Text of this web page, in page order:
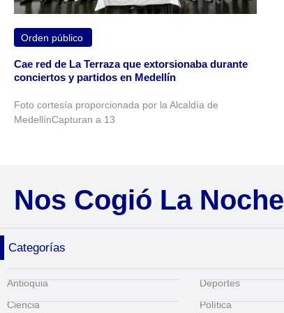
Orden público
Cae red de La Terraza que extorsionaba durante
conciertos y partidos en Medellín
Foto cortesía proporcionada por la Alcaldía de
MedellínCapturan a 13
Nos Cogió La Noche
Categorías
Antioquia
Ciencia
Deportes
Política